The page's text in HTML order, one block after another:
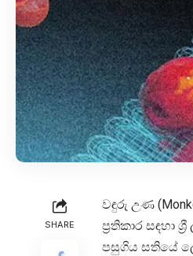
SHARE
වඳුරු උණ
ප්‍රතිකාර සඳහා
පසුගිය සතියේ